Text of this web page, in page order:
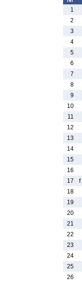
1
2
3
4
5
6
7
8
9
10
11
12
13
14
15
16
17
f
18
19
20
21
22
23
24
25
26